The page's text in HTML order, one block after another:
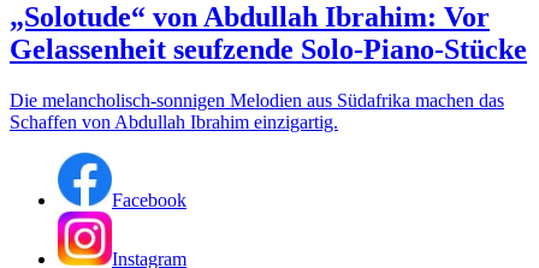
„Solotude“ von Abdullah Ibrahim: Vor
Gelassenheit seufzende Solo-Piano-Stücke
Die melancholisch-sonnigen Melodien aus Südafrika machen das
Schaffen von Abdullah Ibrahim einzigartig.
Facebook
Instagram